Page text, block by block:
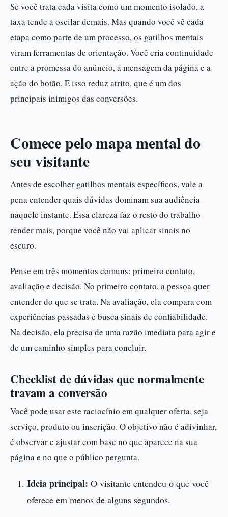
Se você trata cada visita como um momento isolado, a
taxa tende a oscilar demais. Mas quando você vê cada
etapa como parte de um processo, os gatilhos mentais
viram ferramentas de orientação. Você cria continuidade
entre a promessa do anúncio, a mensagem da página e a
ação do botão. E isso reduz atrito, que é um dos
principais inimigos das conversões.
Comece pelo mapa mental do
seu visitante
Antes de escolher gatilhos mentais específicos, vale a
pena entender quais dúvidas dominam sua audiência
naquele instante. Essa clareza faz o resto do trabalho
render mais, porque você não vai aplicar sinais no
escuro.
Pense em três momentos comuns: primeiro contato,
avaliação e decisão. No primeiro contato, a pessoa quer
entender do que se trata. Na avaliação, ela compara com
experiências passadas e busca sinais de confiabilidade.
Na decisão, ela precisa de uma razão imediata para agir e
de um caminho simples para concluir.
Checklist de dúvidas que normalmente
travam a conversão
Você pode usar este raciocínio em qualquer oferta, seja
serviço, produto ou inscrição. O objetivo não é adivinhar,
é observar e ajustar com base no que aparece na sua
página e no que o público pergunta.
Ideia principal: O visitante entendeu o que você
oferece em menos de alguns segundos.